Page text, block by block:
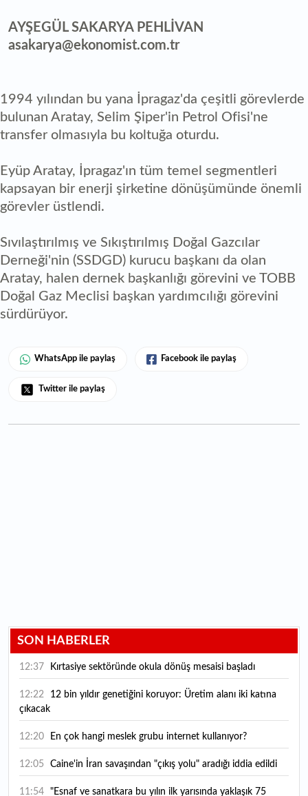
AYŞEGÜL SAKARYA PEHLİVAN
asakarya@ekonomist.com.tr
1994 yılından bu yana İpragaz'da çeşitli görevlerde
bulunan Aratay, Selim Şiper'in Petrol Ofisi'ne
transfer olmasıyla bu koltuğa oturdu.
Eyüp Aratay, İpragaz'ın tüm temel segmentleri
kapsayan bir enerji şirketine dönüşümünde önemli
görevler üstlendi.
Sıvılaştırılmış ve Sıkıştırılmış Doğal Gazcılar
Derneği'nin (SSDGD) kurucu başkanı da olan
Aratay, halen dernek başkanlığı görevini ve TOBB
Doğal Gaz Meclisi başkan yardımcılığı görevini
sürdürüyor.
WhatsApp ile paylaş Facebook ile paylaş
Twitter ile paylaş
SON HABERLER
12:37 Kırtasiye sektöründe okula dönüş mesaisi başladı
12:22
çıkacak
12:20 En çok hangi meslek grubu internet kullanıyor?
12:05 Caine'in İran savaşından "çıkış yolu" aradığı iddia edildi
11:54